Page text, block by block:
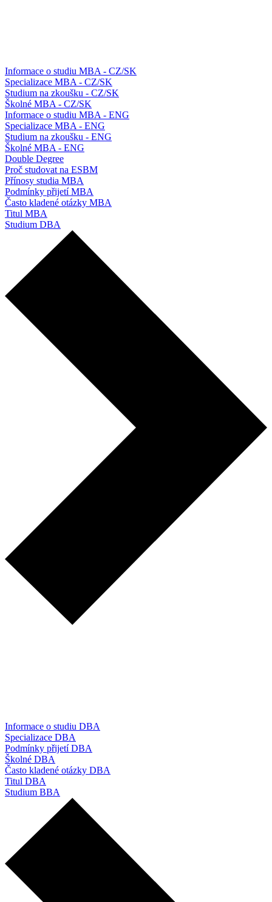
Informace o studiu MBA - CZ/SK
Specializace MBA - CZ/SK
Studium na zkoušku - CZ/SK
Školné MBA - CZ/SK
Informace o studiu MBA - ENG
Specializace MBA - ENG
Studium na zkoušku - ENG
Školné MBA - ENG
Double Degree
Proč studovat na ESBM
Přínosy studia MBA
Podmínky přijetí MBA
Často kladené otázky MBA
Titul MBA
Studium DBA
Informace o studiu DBA
Specializace DBA
Podmínky přijetí DBA
Školné DBA
Často kladené otázky DBA
Titul DBA
Studium BBA